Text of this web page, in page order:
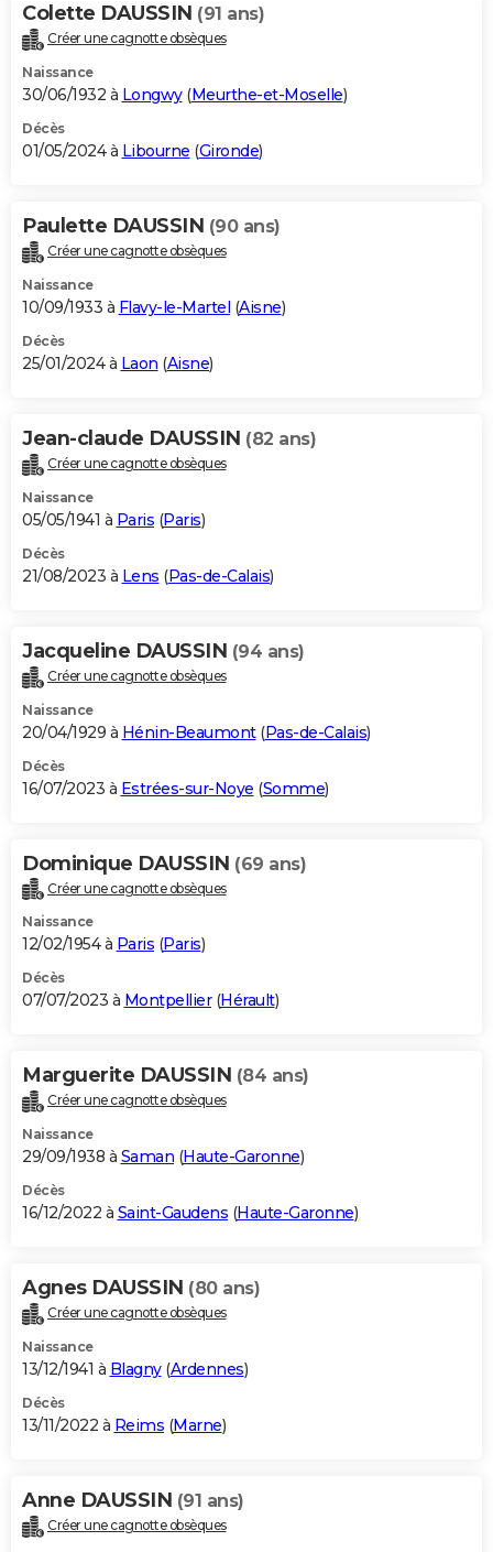
Colette DAUSSIN (91 ans)
Créer une cagnotte obsèques
Naissance
30/06/1932 à Longwy(Meurthe-et-Moselle)
Décès
01/05/2024 à Libourne (Gironde)
Paulette DAUSSIN (90 ans)
Créer une cagnotte obsèques
Naissance
10/09/1933 à Flavy-le-Martel (Aisne)
Décès
25/01/2024 à Laon (Aisne)
Jean-claude DAUSSIN (82 ans)
Créer une cagnotte obsèques
Naissance
05/05/1941 à Paris (Paris)
Décès
21/08/2023 à Lens (Pas-de-Calais)
Jacqueline DAUSSIN (94 ans)
Créer une cagnotte obsèques
Naissance
20/04/1929 à Hénin-Beaumont(Pas-de-Calais)
Décès
16/07/2023 à Estrées-sur-Noye (Somme)
Dominique DAUSSIN (69 ans)
Créer une cagnotte obsèques
Naissance
12/02/1954 à Paris (Paris)
Décès
07/07/2023 à Montpellier(Hérault)
Marguerite DAUSSIN (84 ans)
Créer une cagnotte obsèques
Naissance
29/09/1938 à Saman (Haute-Garonne)
Décès
16/12/2022 à Saint-Gaudens (Haute-Garonne)
Agnes DAUSSIN (80 ans)
Créer une cagnotte obsèques
Naissance
13/12/1941 à Blagny(Ardennes)
Décès
13/11/2022 à Reims (Marne)
Anne DAUSSIN (91 ans)
Créer une cagnotte obsèques